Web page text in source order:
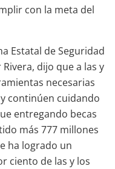
con la meta del
Estatal de Seguridad
dijo que a las y
necesarias
continúen cuidando
entregando becas
más 777 millones
ha logrado un
ciento de las y los